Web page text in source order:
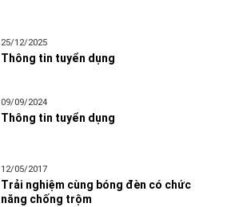
25/12/2025
Thông tin tuyển dụng
09/09/2024
Thông tin tuyển dụng
12/05/2017
Trải nghiệm cùng bóng đèn có chức
năng chống trộm